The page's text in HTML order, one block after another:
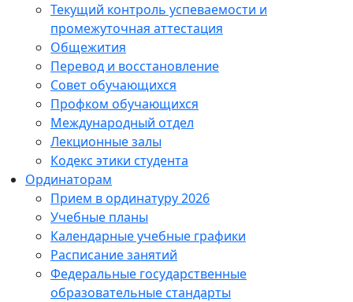
Текущий контроль успеваемости и
промежуточная аттестация
Общежития
Перевод и восстановление
Совет обучающихся
Профком обучающихся
Международный отдел
Лекционные залы
Кодекс этики студента
Ординаторам
Прием в ординатуру 2026
Учебные планы
Календарные учебные графики
Расписание занятий
Федеральные государственные
образовательные стандарты